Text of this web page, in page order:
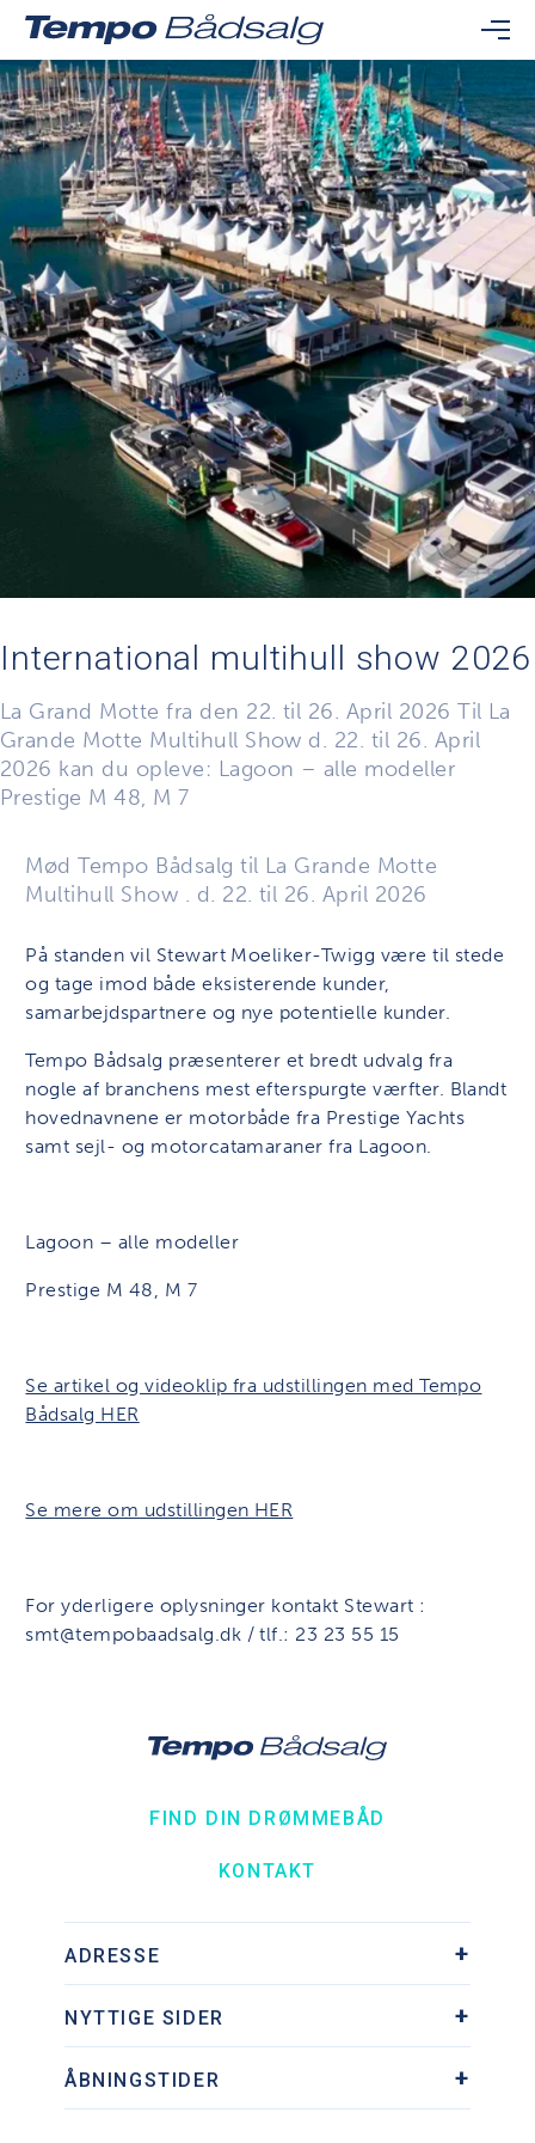
International multihull show 2026
La Grand Motte fra den 22. til 26. April 2026 Til La
Grande Motte Multihull Show d. 22. til 26. April
2026 kan du opleve: Lagoon – alle modeller
Prestige M 48, M 7
Mød Tempo Bådsalg til La Grande Motte
Multihull Show . d. 22. til 26. April 2026
På standen vil Stewart Moeliker-Twigg være til stede
og tage imod både eksisterende kunder,
samarbejdspartnere og nye potentielle kunder.
Tempo Bådsalg præsenterer et bredt udvalg fra
nogle af branchens mest efterspurgte værfter. Blandt
hovednavnene er motorbåde fra Prestige Yachts
samt sejl- og motorcatamaraner fra Lagoon.
Lagoon – alle modeller
Prestige M 48, M 7
Se artikel og videoklip fra udstillingen med Tempo
Bådsalg HER
Se mere om udstillingen HER
For yderligere oplysninger kontakt Stewart :
smt@tempobaadsalg.dk / tlf.: 23 23 55 15
FIND DIN DRØMMEBÅD
KONTAKT
ADRESSE
2635 Ishøj
Tlf.:+45 43 73 73 95
Kontakt os på mail
NYTTIGE SIDER
Om os
Guides
ÅBNINGSTIDER